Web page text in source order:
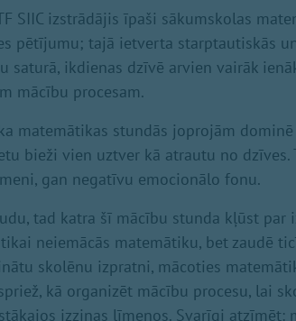
SIIC izstrādājis īpaši sākumskolas
pētījumu; tajā ietverta starptautiskās
saturā, ikdienas dzīvē arvien vairāk
mācību procesam.
matemātikas stundās joprojām
bieži vien uztver kā atrautu no dzīves.
gan negatīvu emocionālo fonu.
tad katra šī mācību stunda kļūst par
neiemācās matemātiku, bet zaudē
skolēnu izpratni, mācoties
kā organizēt mācību procesu, lai
izziņas līmeņos. Svarīgi atzīmēt: